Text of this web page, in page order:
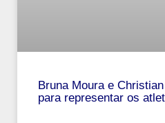
Bruna Moura e
para representar os